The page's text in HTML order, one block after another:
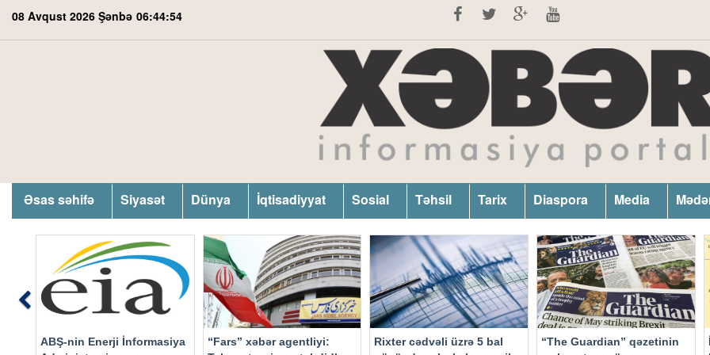
08 Avqust 2026 Şənbə 06:44:55
Əsas səhifə Siyasət Dünya İqtisadiyyat Sosial Təhsil Tarix Diaspora Media
ABŞ-nin Enerji İnformasiya
“Fars” xəbər agentliyi:
Rixter cədvəli üzrə 5 bal
“The Guardian” qəzetinin
Previous